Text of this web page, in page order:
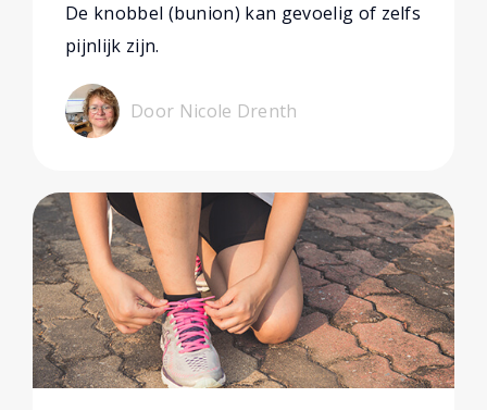
De knobbel (bunion) kan gevoelig of zelfs
pijnlijk zijn.
Door Nicole Drenth